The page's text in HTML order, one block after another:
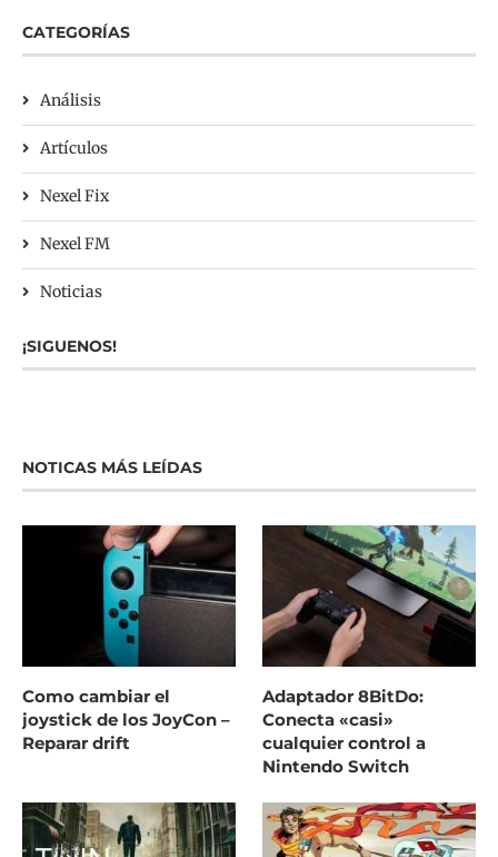
CATEGORÍAS
Análisis
Artículos
Nexel Fix
Nexel FM
Noticias
¡SIGUENOS!
NOTICAS MÁS LEÍDAS
Como cambiar el
joystick de los JoyCon –
Reparar drift
Adaptador 8BitDo:
Conecta «casi»
cualquier control a
Nintendo Switch